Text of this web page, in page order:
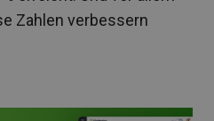
Zahlen verbessern